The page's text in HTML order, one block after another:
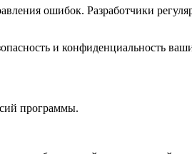
ошибок. Разработчики
и конфиденциальность
программы.